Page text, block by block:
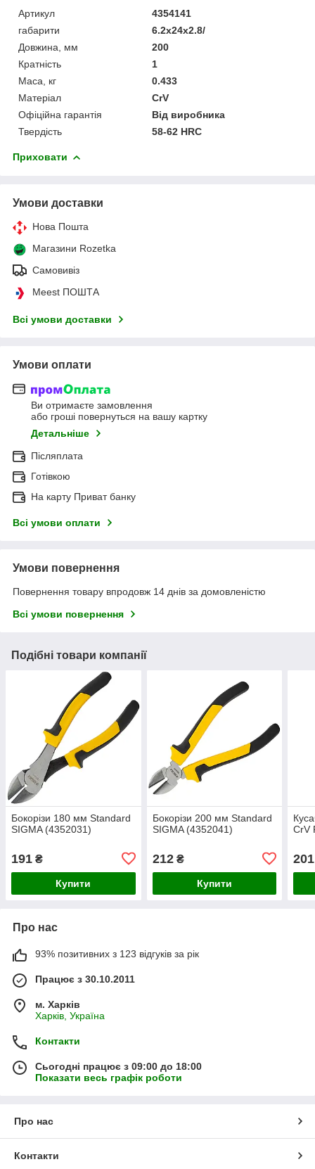
Артикул
4354141
габарити
6.2x24x2.8/
Довжина, мм
200
Кратність
1
Маса, кг
0.433
Матеріал
CrV
Офіційна гарантія
Від виробника
Твердість
58-62 HRC
Приховати
Умови доставки
Нова Пошта
Магазини Rozetka
Самовивіз
Meest ПОШТА
Всі умови доставки
Умови оплати
Ви отримаєте замовлення
або гроші повернуться на вашу картку
Детальніше
Післяплата
Готівкою
На карту Приват банку
Всі умови оплати
Умови повернення
Повернення товару впродовж 14 днів за домовленістю
Всі умови повернення
Подібні товари компанії
Бокорізи 180 мм Standard
SIGMA (4352031)
191 ₴
Купити
Бокорізи 200 мм Standard
SIGMA (4352041)
212₴
Купити
CrV
201
Про нас
93% позитивних з 123 відгуків за рік
Працює з 30.10.2011
м. Харків
Харків, Україна
Контакти
Сьогодні працює з 09:00 до 18:00
Показати весь графік роботи
Про нас
Контакти